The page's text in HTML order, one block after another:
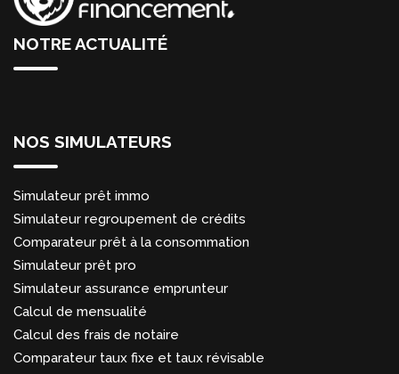
NOTRE ACTUALITÉ
NOS SIMULATEURS
Simulateur prêt immo
Simulateur regroupement de crédits
Comparateur prêt à la consommation
Simulateur prêt pro
Simulateur assurance emprunteur
Calcul de mensualité
Calcul des frais de notaire
Comparateur taux fixe et taux révisable